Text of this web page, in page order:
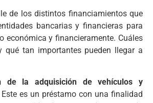
de los distintos financiamientos que
bancarias y financieras para
económica y financieramente. Cuáles
qué tan importantes pueden llegar a
de la adquisición de vehículos y
Este es un préstamo con una finalidad